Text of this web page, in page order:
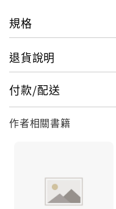
規格
退貨說明
付款/配送
作者相關書籍